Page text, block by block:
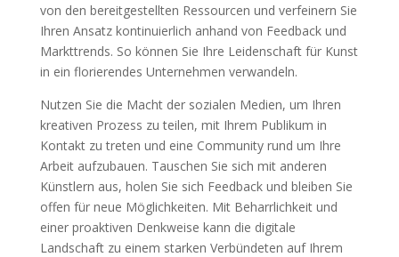
von den bereitgestellten Ressourcen und verfeinern Sie
Ihren Ansatz kontinuierlich anhand von Feedback und
Markttrends. So können Sie Ihre Leidenschaft für Kunst
in ein florierendes Unternehmen verwandeln.
Nutzen Sie die Macht der sozialen Medien, um Ihren
kreativen Prozess zu teilen, mit Ihrem Publikum in
Kontakt zu treten und eine Community rund um Ihre
Arbeit aufzubauen. Tauschen Sie sich mit anderen
Künstlern aus, holen Sie sich Feedback und bleiben Sie
offen für neue Möglichkeiten. Mit Beharrlichkeit und
einer proaktiven Denkweise kann die digitale
Landschaft zu einem starken Verbündeten auf Ihrem